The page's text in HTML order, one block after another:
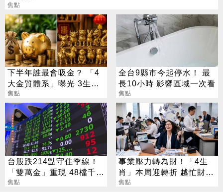
焦點
下半年誰最會吸金？ 「4
大金質體系」曝光 3生肖
偏財旺到「錢自己找上
門」
焦點
全台9縣市今起停水！ 最
長10小時 影響區域一次看
焦點
台股跌214點守住季線！
「雙萬金」重現 48檔千金
股撐盤
焦點
事業壓力轉為財！「4生
肖」本周迎轉折 越忙財運
越旺
焦點